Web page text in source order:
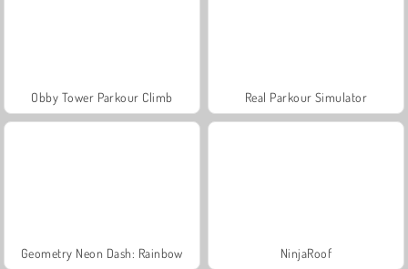
Obby Tower Parkour Climb Real Parkour Simulator
Geometry Neon Dash: Rainbow NinjaRoof